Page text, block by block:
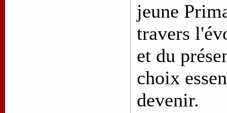
jeune
travers
et du
choix
devenir.